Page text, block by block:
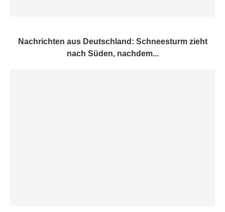
Nachrichten aus Deutschland: Schneesturm zieht
nach Süden, nachdem...